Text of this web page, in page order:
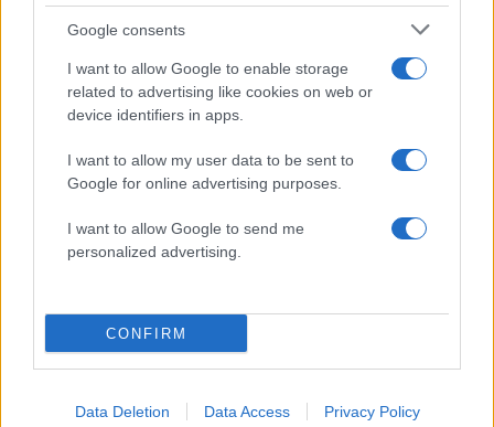
Google consents
I want to allow Google to enable storage
related to advertising like cookies on web or
device identifiers in apps.
I want to allow my user data to be sent to
Google for online advertising purposes.
I want to allow Google to send me
personalized advertising.
CONFIRM
Data Deletion Data Access Privacy Policy
Στα Χανιά για ολιγοήμερες διακοπές ο
Κυριάκος Μητσοτάκης με την σύζυγό του
Μαρέβα
Αθλητικά:
Περισσότερα άρθρα